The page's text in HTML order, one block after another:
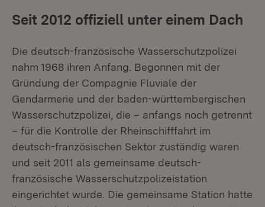
Seit 2012 offiziell unter einem Dach
Die deutsch-französische Wasserschutzpolizei
nahm 1968 ihren Anfang. Begonnen mit der
Gründung der Compagnie Fluviale der
Gendarmerie und der baden-württembergischen
Wasserschutzpolizei, die – anfangs noch getrennt
– für die Kontrolle der Rheinschifffahrt im
deutsch-französischen Sektor zuständig waren
und seit 2011 als gemeinsame deutsch-
französische Wasserschutzpolizeistation
eingerichtet wurde. Die gemeinsame Station hatte